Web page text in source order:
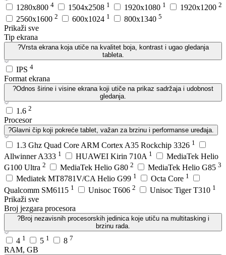
1280x800 4 1504x2508 1 1920x1080 1 1920x1200 2
2560x1600 2 600x1024 1 800x1340 5
Prikaži sve
Tip ekrana
?Vrsta ekrana koja utiče na kvalitet boja, kontrast i ugao gledanja
tableta.
IPS 4
Format ekrana
?Odnos širine i visine ekrana koji utiče na prikaz sadržaja i udobnost
gledanja.
1.6 2
Procesor
?Glavni čip koji pokreće tablet, važan za brzinu i performanse uređaja.
1.3 Ghz Quad Core ARM Cortex A35 Rockchip 3326 1
Allwinner A333 1 HUAWEI Kirin 710A 1
MediaTek Helio
G100 Ultra 2 MediaTek Helio G80 2 MediaTek Helio G85 3
Mediatek MT8781V/CA Helio G99 1 Octa Core 1
Qualcomm SM6115 1 Unisoc T606 2 Unisoc Tiger T310 1
Prikaži sve
Broj jezgara procesora
?Broj nezavisnih procesorskih jedinica koje utiču na multitasking i
brzinu rada.
4 1 5 1 8 7
RAM, GB